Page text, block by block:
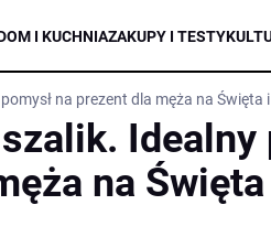
I KUCHNIAZAKUPY I TESTY
na prezent dla męża na Święta
Idealny
na